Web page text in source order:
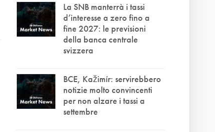
La SNB manterrà i tassi
d’interesse a zero fino a
fine 2027: le previsioni
della banca centrale
svizzera
BCE, Kažimír: servirebbero
notizie molto convincenti
per non alzare i tassi a
settembre